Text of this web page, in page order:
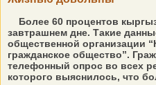
Более 60 процентов
завтрашнем дне. Такие
общественной организации
гражданское общество”.
телефонный опрос во всех
которого выяснилось, что